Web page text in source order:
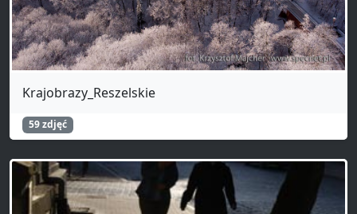
Krajobrazy_Reszelskie
59 zdjęć